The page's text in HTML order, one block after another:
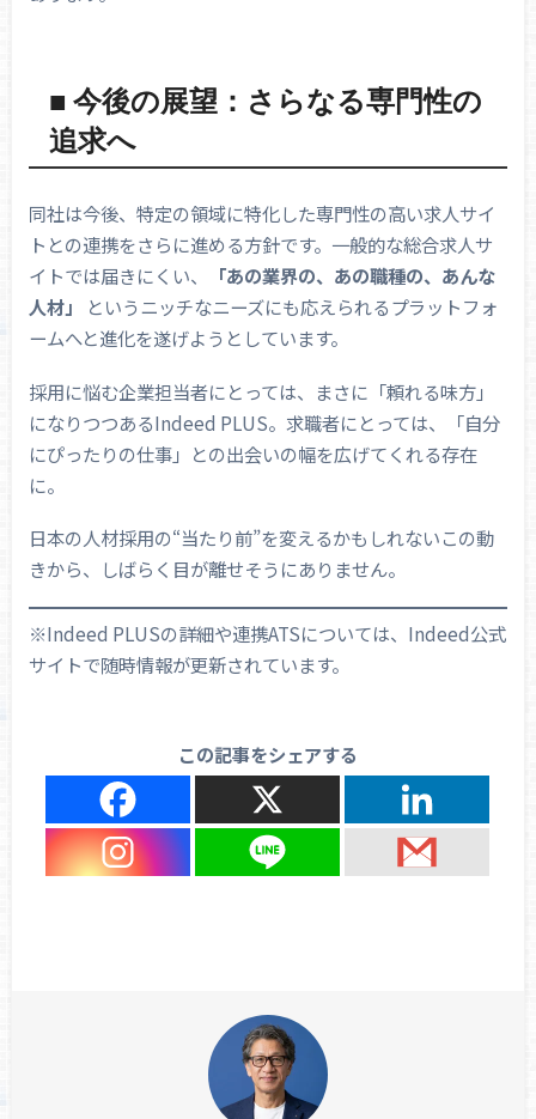
■ 今後の展望：さらなる専門性の
追求へ
同社は今後、特定の領域に特化した専門性の高い求人サイ
トとの連携をさらに進める方針です。一般的な総合求人サ
イトでは届きにくい、
「あの業界の、あの職種の、あんな
人材」
というニッチなニーズにも応えられるプラットフォ
ームへと進化を遂げようとしています。
採用に悩む企業担当者にとっては、まさに「頼れる味方」
になりつつあるIndeed PLUS。求職者にとっては、「自分
にぴったりの仕事」との出会いの幅を広げてくれる存在
に。
日本の人材採用の“当たり前”を変えるかもしれないこの動
きから、しばらく目が離せそうにありません。
※Indeed PLUSの詳細や連携ATSについては、Indeed公式
サイトで随時情報が更新されています。
この記事をシェアする